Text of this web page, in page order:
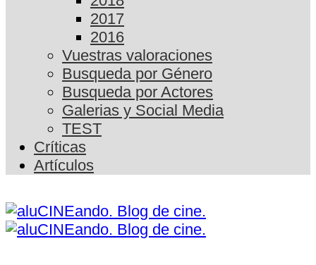
2017
2016
Vuestras valoraciones
Busqueda por Género
Busqueda por Actores
Galerias y Social Media
TEST
Críticas
Artículos